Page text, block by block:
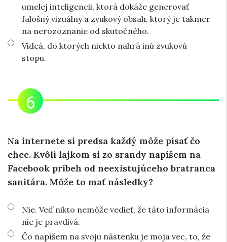
umelej inteligencii, ktorá dokáže generovať
falošný vizuálny a zvukový obsah, ktorý je takmer
na nerozoznanie od skutočného.
Videá, do ktorých niekto nahrá inú zvukovú
stopu.
Na internete si predsa každý môže písať čo
chce. Kvôli lajkom si zo srandy napíšem na
Facebook príbeh od neexistujúceho bratranca
sanitára. Môže to mať následky?
Nie. Veď nikto nemôže vedieť, že táto informácia
nie je pravdivá.
Čo napíšem na svoju nástenku je moja vec, to, že